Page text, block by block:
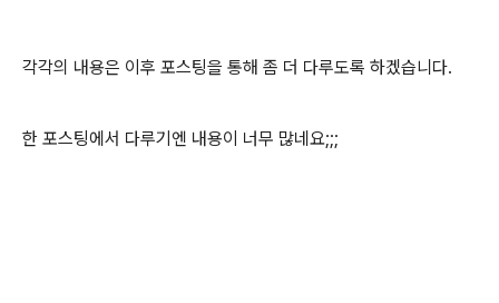
각각의 내용은 이후 포스팅을 통해 좀 더 다루도록 하겠습니다.
한 포스팅에서 다루기엔 내용이 너무 많네요;;;